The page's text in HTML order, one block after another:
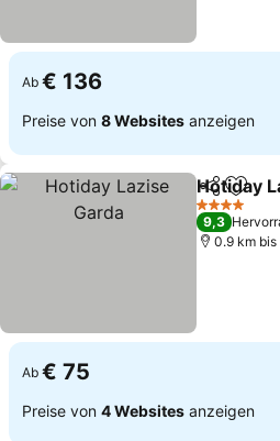
Ab € 136
Preise von 8 Websites anzeigen
TeilenZu
Hotiday
4 Sterne
9,3
0.9 km
Ab € 75
Preise von 4 Websites anzeigen